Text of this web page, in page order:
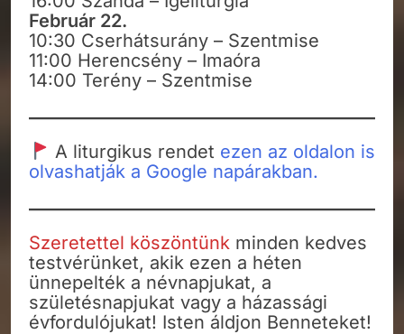
Február 22.
10:30 Cserhátsurány – Szentmise
11:00 Herencsény – Imaóra
14:00 Terény – Szentmise
A liturgikus rendet ezen az oldalon is
olvashatják a Google napárakban.
Szeretettel köszöntünk minden kedves
testvérünket, akik ezen a héten
ünnepelték a névnapjukat, a
születésnapjukat vagy a házassági
évfordulójukat! Isten áldjon Benneteket!